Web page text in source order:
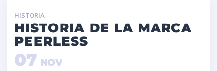
HISTORIA
HISTORIA DE LA MARCA
PEERLESS
07 NOV